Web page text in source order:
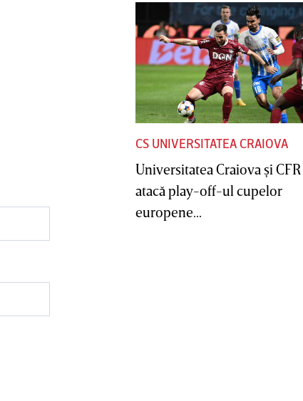
CS UNIVERSITATEA CRAIOVA
Universitatea Craiova şi
atacă play-off-ul cupelor
europene...